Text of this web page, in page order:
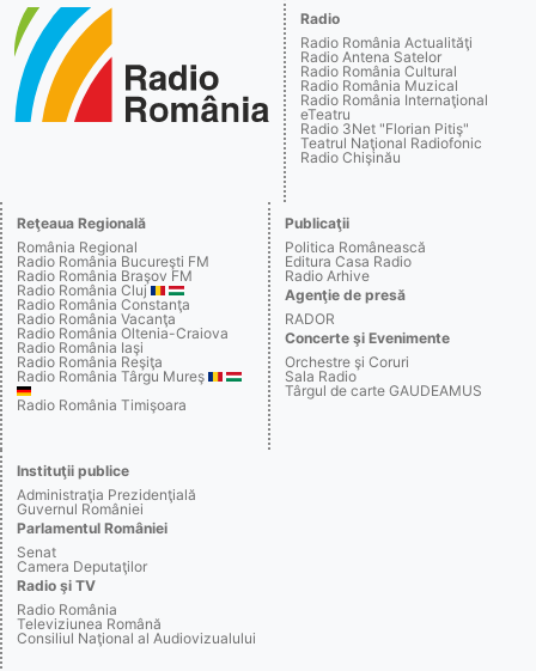
Radio
Radio România Actualităţi
Radio Antena Satelor
Radio România Cultural
Radio România Muzical
Radio România Internaţional
eTeatru
Radio 3Net "Florian Pitiş"
Teatrul Naţional Radiofonic
Radio Chişinău
Reţeaua Regională
România Regional
Radio România Bucureşti FM
Radio România Braşov FM
Radio România Cluj
Radio România Constanţa
Radio România Vacanţa
Radio România Oltenia-Craiova
Radio România Iaşi
Radio România Reşiţa
Radio România Târgu Mureş
Radio România Timişoara
Publicaţii
Politica Românească
Editura Casa Radio
Radio Arhive
Agenţie de presă
RADOR
Concerte şi Evenimente
Orchestre şi Coruri
Sala Radio
Târgul de carte GAUDEAMUS
Instituţii publice
Administraţia Prezidenţială
Guvernul României
Parlamentul României
Senat
Camera Deputaţilor
Radio şi TV
Radio România
Televiziunea Română
Consiliul Naţional al Audiovizualului